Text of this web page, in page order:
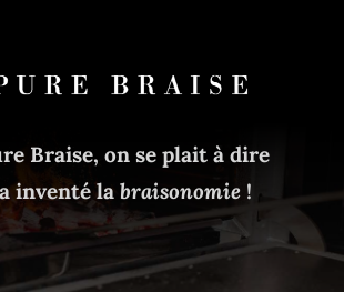
Braise, on se plait à dire
inventé la braisonomie !